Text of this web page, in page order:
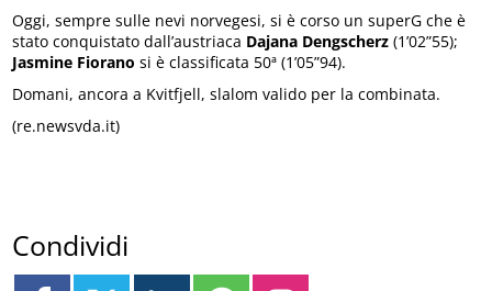
Oggi, sempre sulle nevi norvegesi, si è corso un superG che è
stato conquistato dall’austriaca Dajana Dengscherz (1’02”55);
Jasmine Fiorano si è classificata 50ª (1’05”94).
Domani, ancora a Kvitfjell, slalom valido per la combinata.
(re.newsvda.it)
Condividi